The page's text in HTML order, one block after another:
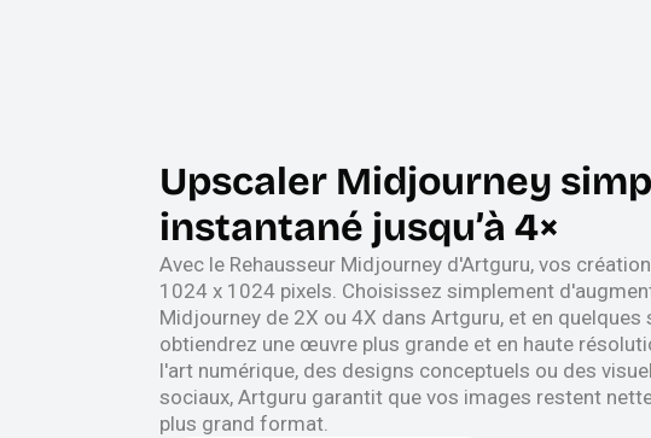
Upscaler Midjourney
instantané jusqu’à 4×
Avec le Rehausseur Midjourney d'Artguru, vos
1024 x 1024 pixels. Choisissez simplement
Midjourney de 2X ou 4X dans Artguru, et en quelques
obtiendrez une œuvre plus grande et en haute
l'art numérique, des designs conceptuels ou des
sociaux, Artguru garantit que vos images restent
plus grand format.